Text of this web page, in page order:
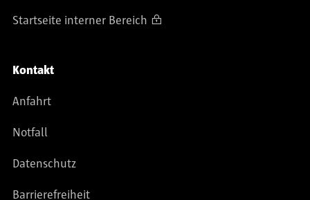
Startseite interner Bereich
Kontakt
Anfahrt
Notfall
Datenschutz
Barrierefreiheit